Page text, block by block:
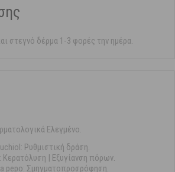
στεγνό δέρμα 1-3 φορές την ημέρα.
Ελεγμένο.
Ρυθμιστική δράση.
| Εξυγίανση πόρων.
pepo: Σμηγματοπροσρόφηση.